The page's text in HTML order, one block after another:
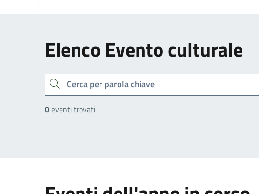
Elenco Evento culturale
cerca
0eventi trovati